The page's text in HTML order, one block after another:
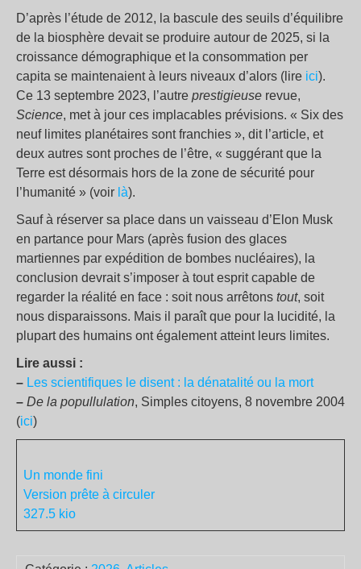
D’après l’étude de 2012, la bascule des seuils d’équilibre
de la biosphère devait se produire autour de 2025, si la
croissance démographique et la consommation per
capita se maintenaient à leurs niveaux d’alors (lire ici).
Ce 13 septembre 2023, l’autre prestigieuse revue,
Science, met à jour ces implacables prévisions. « Six des
neuf limites planétaires sont franchies », dit l’article, et
deux autres sont proches de l’être, « suggérant que la
Terre est désormais hors de la zone de sécurité pour
l’humanité » (voir là).
Sauf à réserver sa place dans un vaisseau d’Elon Musk
en partance pour Mars (après fusion des glaces
martiennes par expédition de bombes nucléaires), la
conclusion devrait s’imposer à tout esprit capable de
regarder la réalité en face : soit nous arrêtons tout, soit
nous disparaissons. Mais il paraît que pour la lucidité, la
plupart des humains ont également atteint leurs limites.
Lire aussi :
– Les scientifiques le disent : la dénatalité ou la mort
– De la popullulation, Simples citoyens, 8 novembre 2004
(ici)
Un monde fini
Version prête à circuler
327.5 kio